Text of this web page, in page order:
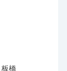
板橋